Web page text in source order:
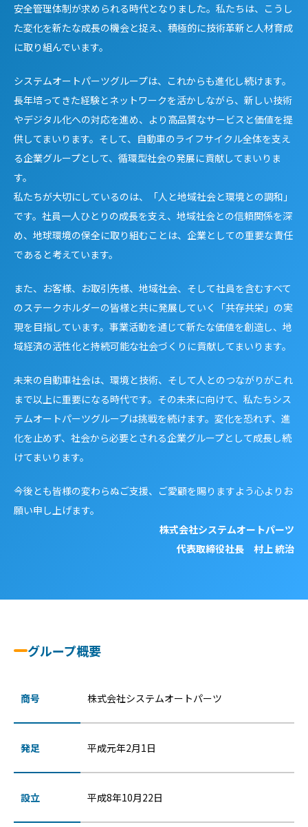
安全管理体制が求められる時代となりました。私たちは、こうし
た変化を新たな成長の機会と捉え、積極的に技術革新と人材育成
に取り組んでいます。
システムオートパーツグループは、これからも進化し続けます。
長年培ってきた経験とネットワークを活かしながら、新しい技術
やデジタル化への対応を進め、より高品質なサービスと価値を提
供してまいります。そして、自動車のライフサイクル全体を支え
る企業グループとして、循環型社会の発展に貢献してまいりま
す。
私たちが大切にしているのは、「人と地域社会と環境との調和」
です。社員一人ひとりの成長を支え、地域社会との信頼関係を深
め、地球環境の保全に取り組むことは、企業としての重要な責任
であると考えています。
また、お客様、お取引先様、地域社会、そして社員を含むすべて
のステークホルダーの皆様と共に発展していく「共存共栄」の実
現を目指しています。事業活動を通じて新たな価値を創造し、地
域経済の活性化と持続可能な社会づくりに貢献してまいります。
未来の自動車社会は、環境と技術、そして人とのつながりがこれ
まで以上に重要になる時代です。その未来に向けて、私たちシス
テムオートパーツグループは挑戦を続けます。変化を恐れず、進
化を止めず、社会から必要とされる企業グループとして成長し続
けてまいります。
今後とも皆様の変わらぬご支援、ご愛顧を賜りますよう心よりお
願い申し上げます。
株式会社システムオートパーツ
代表取締役社長 村上 統治
グループ概要
商号 株式会社システムオートパーツ
発足 平成元年2月1日
設立 平成8年10月22日